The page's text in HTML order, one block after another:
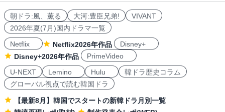
朝ドラ:風、薫る 大河:豊臣兄弟!
VIVANT
2026年夏(7月)国内ドラマ一覧
Netflix
Netflix2026年作品
Disney+
Disney+2026年作品
PrimeVideo
U-NEXT
Lemino Hulu
韓ドラ歴史コラム
グローバル視点で読む韓国ドラ
【最新8月】韓国でスタートの新韓ドラ月別一覧